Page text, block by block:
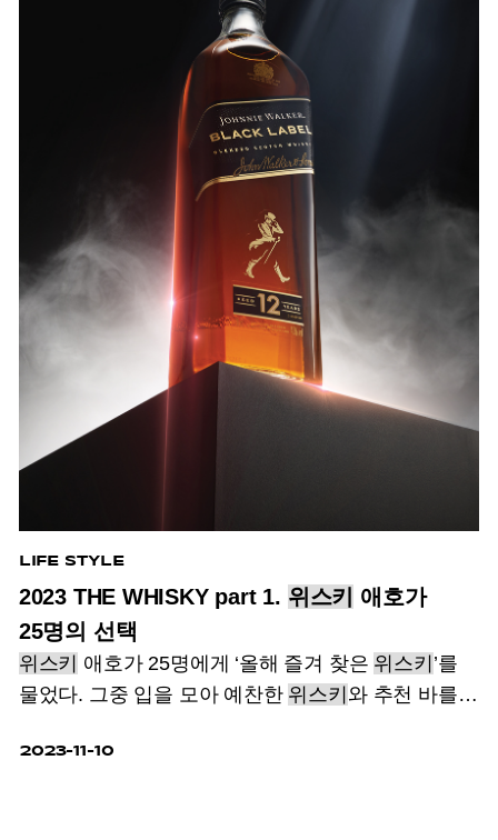
LIFE STYLE
2023 THE WHISKY part 1. 위스키
애호가
25명의 선택
위스키 애호가 25명에게 ‘올해 즐겨 찾은 위스키 ’를
물었다. 그중 입을 모아 예찬한 위스키 와 추천 바를
2023-11-10